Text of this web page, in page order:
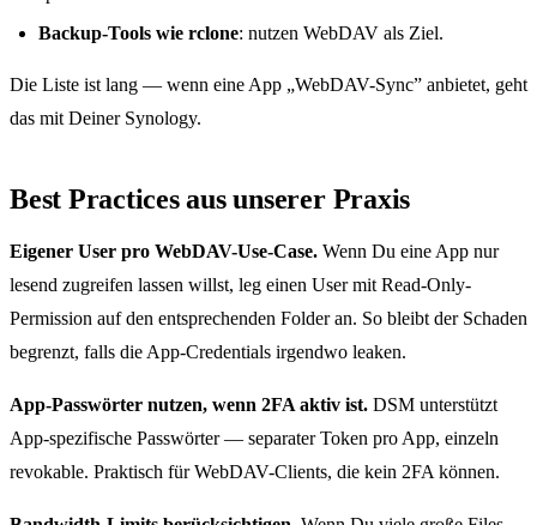
Backup-Tools wie rclone: nutzen WebDAV als Ziel.
Die Liste ist lang — wenn eine App „WebDAV-Sync” anbietet, geht
das mit Deiner Synology.
Best Practices aus unserer Praxis
Eigener User pro WebDAV-Use-Case. Wenn Du eine App nur
lesend zugreifen lassen willst, leg einen User mit Read-Only-
Permission auf den entsprechenden Folder an. So bleibt der Schaden
begrenzt, falls die App-Credentials irgendwo leaken.
App-Passwörter nutzen, wenn 2FA aktiv ist. DSM unterstützt
App-spezifische Passwörter — separater Token pro App, einzeln
revokable. Praktisch für WebDAV-Clients, die kein 2FA können.